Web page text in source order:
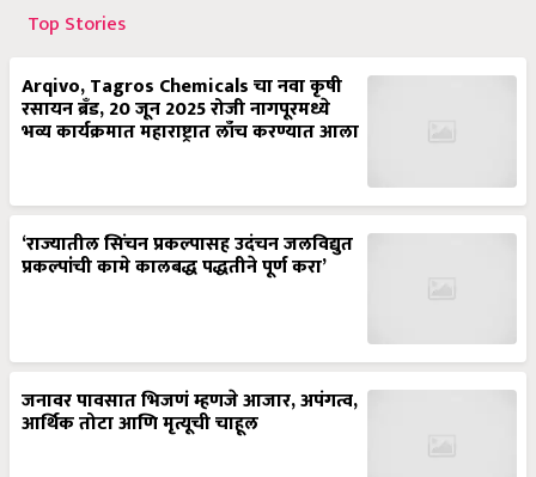
Top Stories
Arqivo, Tagros Chemicals चा नवा कृषी
रसायन ब्रँड, 20 जून 2025 रोजी नागपूरमध्ये
भव्य कार्यक्रमात महाराष्ट्रात लाँच करण्यात आला
‘राज्यातील सिंचन प्रकल्पासह उदंचन जलविद्युत
प्रकल्पांची कामे कालबद्ध पद्धतीने पूर्ण करा’
जनावर पावसात भिजणं म्हणजे आजार, अपंगत्व,
आर्थिक तोटा आणि मृत्यूची चाहूल